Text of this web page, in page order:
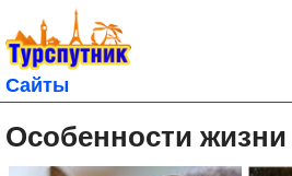
Сайты
Особенности